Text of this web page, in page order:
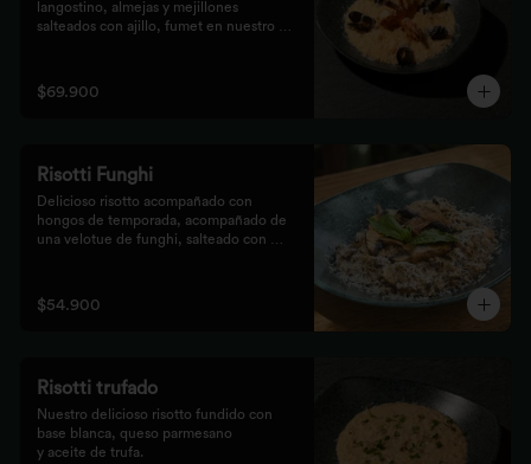
langostino, almejas y mejillones
salteados con ajillo, fumet en nuestro
$69.900
Risotti Funghi
Delicioso risotto acompañado con
hongos de temporada, acompañado de
una velotue de funghi, salteado con
$54.900
Risotti trufado
Nuestro delicioso risotto fundido con
base blanca, queso parmesano
y aceite de trufa.